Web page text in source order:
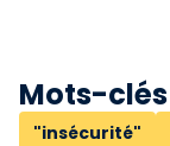
Mots-clés
"insécurité"